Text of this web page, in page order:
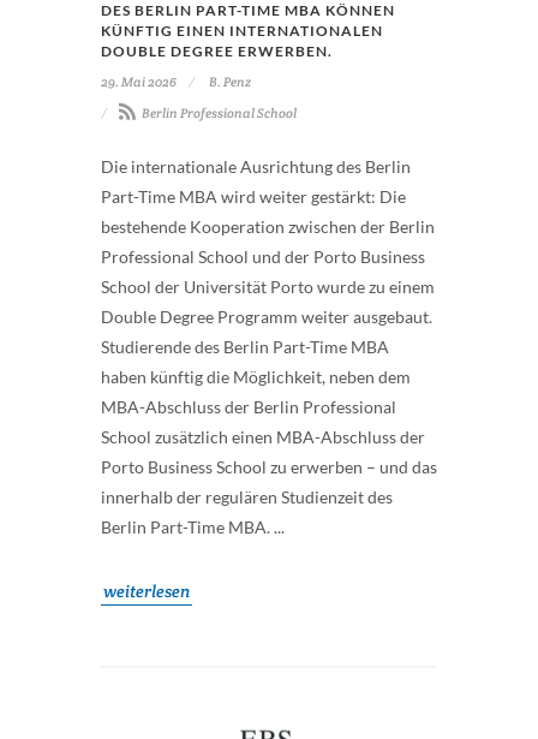
DES BERLIN PART-TIME MBA KÖNNEN
KÜNFTIG EINEN INTERNATIONALEN
DOUBLE DEGREE ERWERBEN.
29. Mai 2026
B. Penz
Berlin Professional School
Die internationale Ausrichtung des Berlin
Part-Time MBA wird weiter gestärkt: Die
bestehende Kooperation zwischen der Berlin
Professional School und der Porto Business
School der Universität Porto wurde zu einem
Double Degree Programm weiter ausgebaut.
Studierende des Berlin Part-Time MBA
haben künftig die Möglichkeit, neben dem
MBA-Abschluss der Berlin Professional
School zusätzlich einen MBA-Abschluss der
Porto Business School zu erwerben – und das
innerhalb der regulären Studienzeit des
Berlin Part-Time MBA. ...
weiterlesen